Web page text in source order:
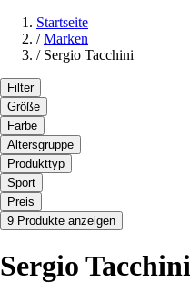
Startseite
/ Marken
/ Sergio Tacchini
Filter
Größe
Farbe
Altersgruppe
Produkttyp
Sport
Preis
9 Produkte anzeigen
Sergio Tacchini